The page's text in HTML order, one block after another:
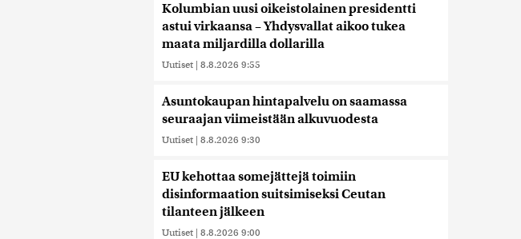
Kolumbian uusi oikeistolainen presidentti
astui virkaansa – Yhdysvallat aikoo tukea
maata miljardilla dollarilla
Uutiset | 8.8.2026 9:55
Asuntokaupan hintapalvelu on saamassa
seuraajan viimeistään alkuvuodesta
Uutiset | 8.8.2026 9:30
EU kehottaa somejättejä toimiin
disinformaation suitsimiseksi Ceutan
tilanteen jälkeen
Uutiset | 8.8.2026 9:00